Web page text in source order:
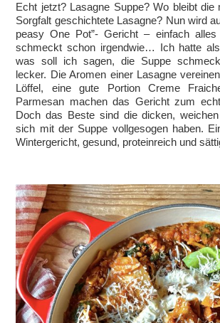
Echt jetzt? Lasagne Suppe? Wo bleibt die
Sorgfalt geschichtete Lasagne? Nun wird
peasy One Pot”- Gericht – einfach
schmeckt schon irgendwie… Ich hatte
was soll ich sagen, die Suppe
lecker. Die Aromen einer Lasagne
Löffel, eine gute Portion Creme
Parmesan machen das Gericht zum
Doch das Beste sind die dicken,
sich mit der Suppe vollgesogen haben.
Wintergericht, gesund, proteinreich und